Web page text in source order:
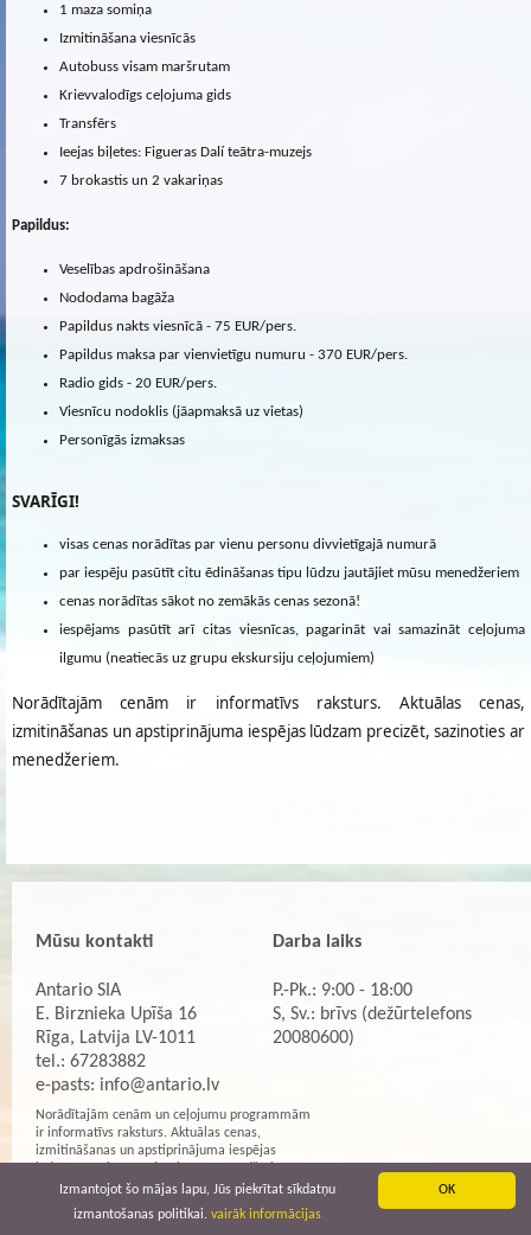
1 maza somiņa
Izmitināšana viesnīcās
Autobuss visam maršrutam
Krievvalodīgs ceļojuma gids
Transfērs
Ieejas biļetes: Figueras Dalí teātra-muzejs
7 brokastis un 2 vakariņas
Papildus:
Veselības apdrošināšana
Nododama bagāža
Papildus nakts viesnīcā - 75 EUR/pers.
Papildus maksa par vienvietīgu numuru - 370 EUR/pers.
Radio gids - 20 EUR/pers.
Viesnīcu nodoklis (jāapmaksā uz vietas)
Personīgās izmaksas
SVARĪGI!
visas cenas norādītas par vienu personu divvietīgajā numurā
par iespēju pasūtīt citu ēdināšanas tipu lūdzu jautājiet mūsu menedžeriem
cenas norādītas sākot no zemākās cenas sezonā!
iespējams pasūtīt arī citas viesnīcas, pagarināt vai samazināt ceļojuma
ilgumu (neatiecās uz grupu ekskursiju ceļojumiem)
Norādītajām cenām ir informatīvs raksturs. Aktuālas cenas,
izmitināšanas un apstiprinājuma iespējas lūdzam precizēt, sazinoties ar
menedžeriem.
Mūsu kontakti
Antario SIA
E. Birznieka Upīša 16
Rīga, Latvija LV-1011
tel.: 67283882
e-pasts: info@antario.lv
Darba laiks
P.-Pk.: 9:00 - 18:00
S, Sv.: brīvs (dežūrtelefons
20080600)
Norādītajām cenām un ceļojumu programmām
ir informatīvs raksturs. Aktuālas cenas,
izmitināšanas un apstiprinājuma iespējas
OK
Izmantojot šo mājas lapu, Jūs piekrītat sīkdatņu
izmantošanas politikai. vairāk informācijas